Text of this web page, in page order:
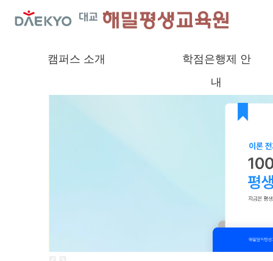
캠퍼스 소개
학점은행제 안
내